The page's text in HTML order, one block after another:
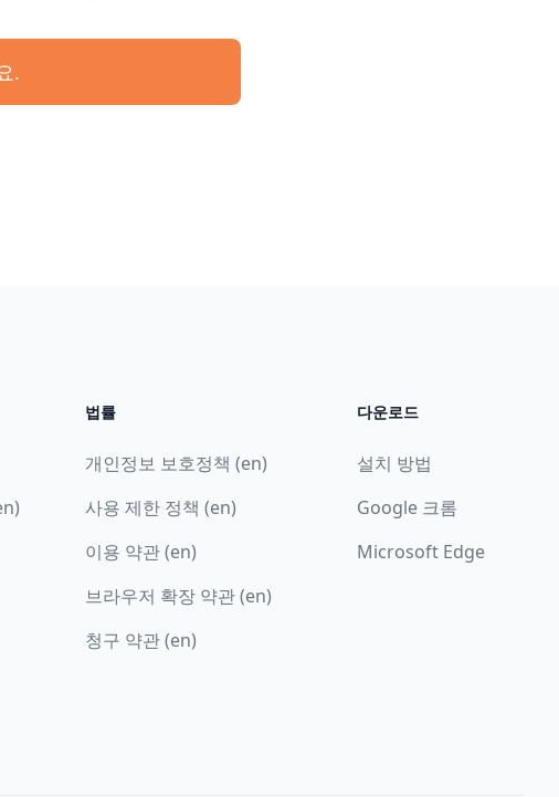
.
법률
개인정보 보호정책 (en)
사용 제한 정책 (en)
이용 약관 (en)
브라우저 확장 약관 (en)
청구 약관 (en)
다운로드
설치 방법
Google 크롬
Microsoft Edge